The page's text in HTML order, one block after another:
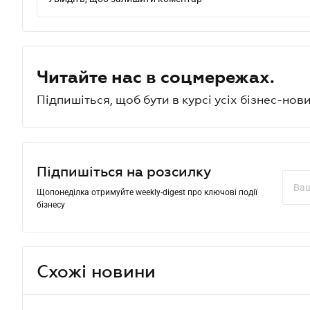
Читайте нас в соцмережах.
Підпишіться, щоб бути в курсі усіх бізнес-
Підпишіться на розсилку
Щопонеділка отримуйте weekly-digest про ключові події
бізнесу
Схожі новини